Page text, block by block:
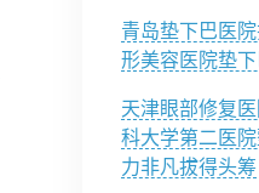
青岛垫下巴医
形美容医院垫
天津眼部修复
科大学第二医
力非凡拔得头筹